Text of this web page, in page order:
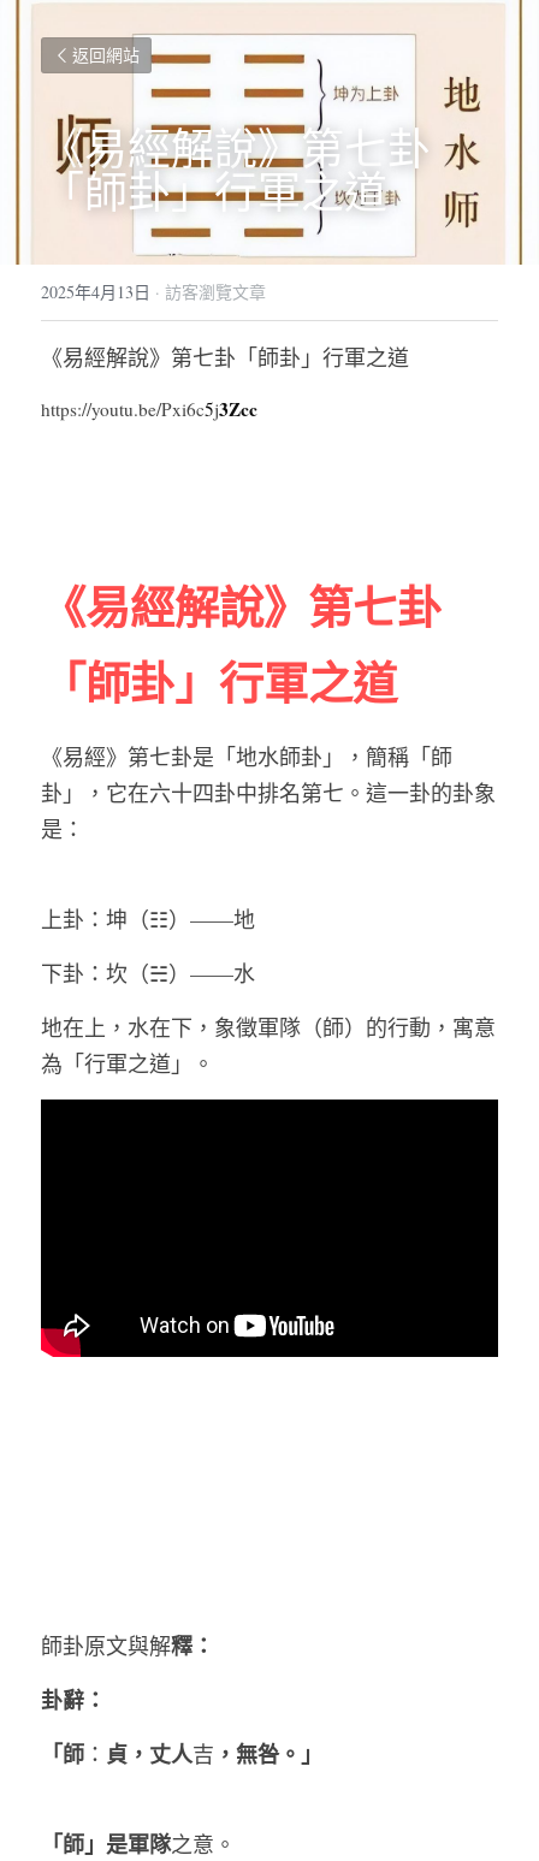
返回網站
《易經解說》第七卦
「師卦」行軍之道
2025年4月13日 · 訪客瀏覽文章
《易經解說》第七卦「師卦」行軍之道
https://youtu.be/Pxi6c5j3Zcc
《易經解說》第七卦
「師卦」行軍之道
《易經》第七卦是「地水師卦」，簡稱「師
卦」，它在六十四卦中排名第七。這一卦的卦象
是：
上卦：坤（☷）——地
下卦：坎（☵）——水
地在上，水在下，象徵軍隊（師）的行動，寓意
為「行軍之道」。
師卦原文與解釋：
卦辭：
「師 ： 貞，丈人吉 ，無咎。」
「師」是軍隊之意。